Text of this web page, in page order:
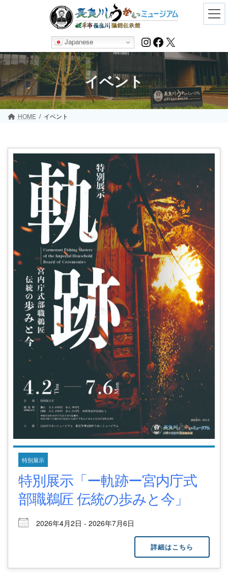
Japanese Instagram
Facebook
X
イベント
HOME イベント
特別展示
特別展示「ー軌跡ー宮内庁式
部職鵜匠 伝統の歩みと今」
2026年4月2日 - 2026年7月6日
詳細はこちら